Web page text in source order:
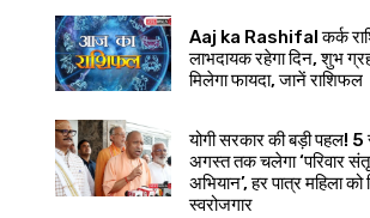
Aaj ka Rashifal कर्क
लाभदायक रहेगा दिन, शुभ
मिलेगा फायदा, जानें राशिफल
योगी सरकार की बड़ी पहल!
अगस्त तक चलेगा ‘परिवार
अभियान’, हर पात्र महिला को
स्वरोजगार